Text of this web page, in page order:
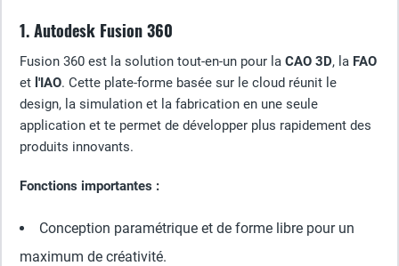
1. Autodesk Fusion 360
Fusion 360 est la solution tout-en-un pour la CAO 3D, la FAO
et l'IAO. Cette plate-forme basée sur le cloud réunit le
design, la simulation et la fabrication en une seule
application et te permet de développer plus rapidement des
produits innovants.
Fonctions importantes :
Conception paramétrique et de forme libre pour un
maximum de créativité.